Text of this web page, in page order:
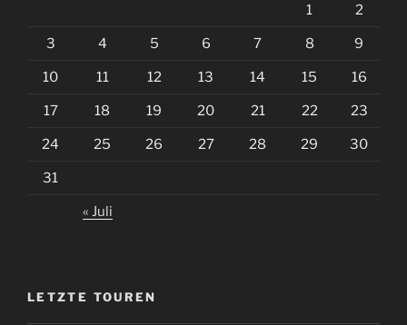
1 2
3 4 5 6 7 8 9
10 11 12 13 14 15 16
17 18 19 20 21 22 23
24 25 26 27 28 29 30
31
« Juli
LETZTE TOUREN